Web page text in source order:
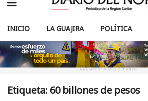
INICIO LA GUAJIRA POLÍTICA
ANUNCIO PUBLICITARIO
Etiqueta: 60 billones de pesos